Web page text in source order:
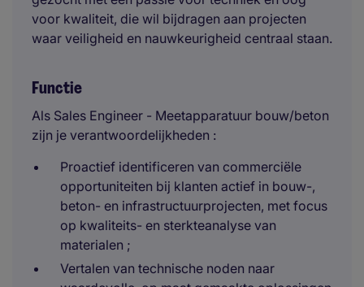
voor kwaliteit, die wil bijdragen aan projecten
waar veiligheid en nauwkeurigheid centraal staan.
Functie
Als Sales Engineer - Meetapparatuur bouw/beton
zijn je verantwoordelijkheden :
Proactief identificeren van commerciële
opportuniteiten bij klanten actief in bouw-,
beton- en infrastructuurprojecten, met focus
op kwaliteits- en sterkteanalyse van
materialen ;
Vertalen van technische noden naar